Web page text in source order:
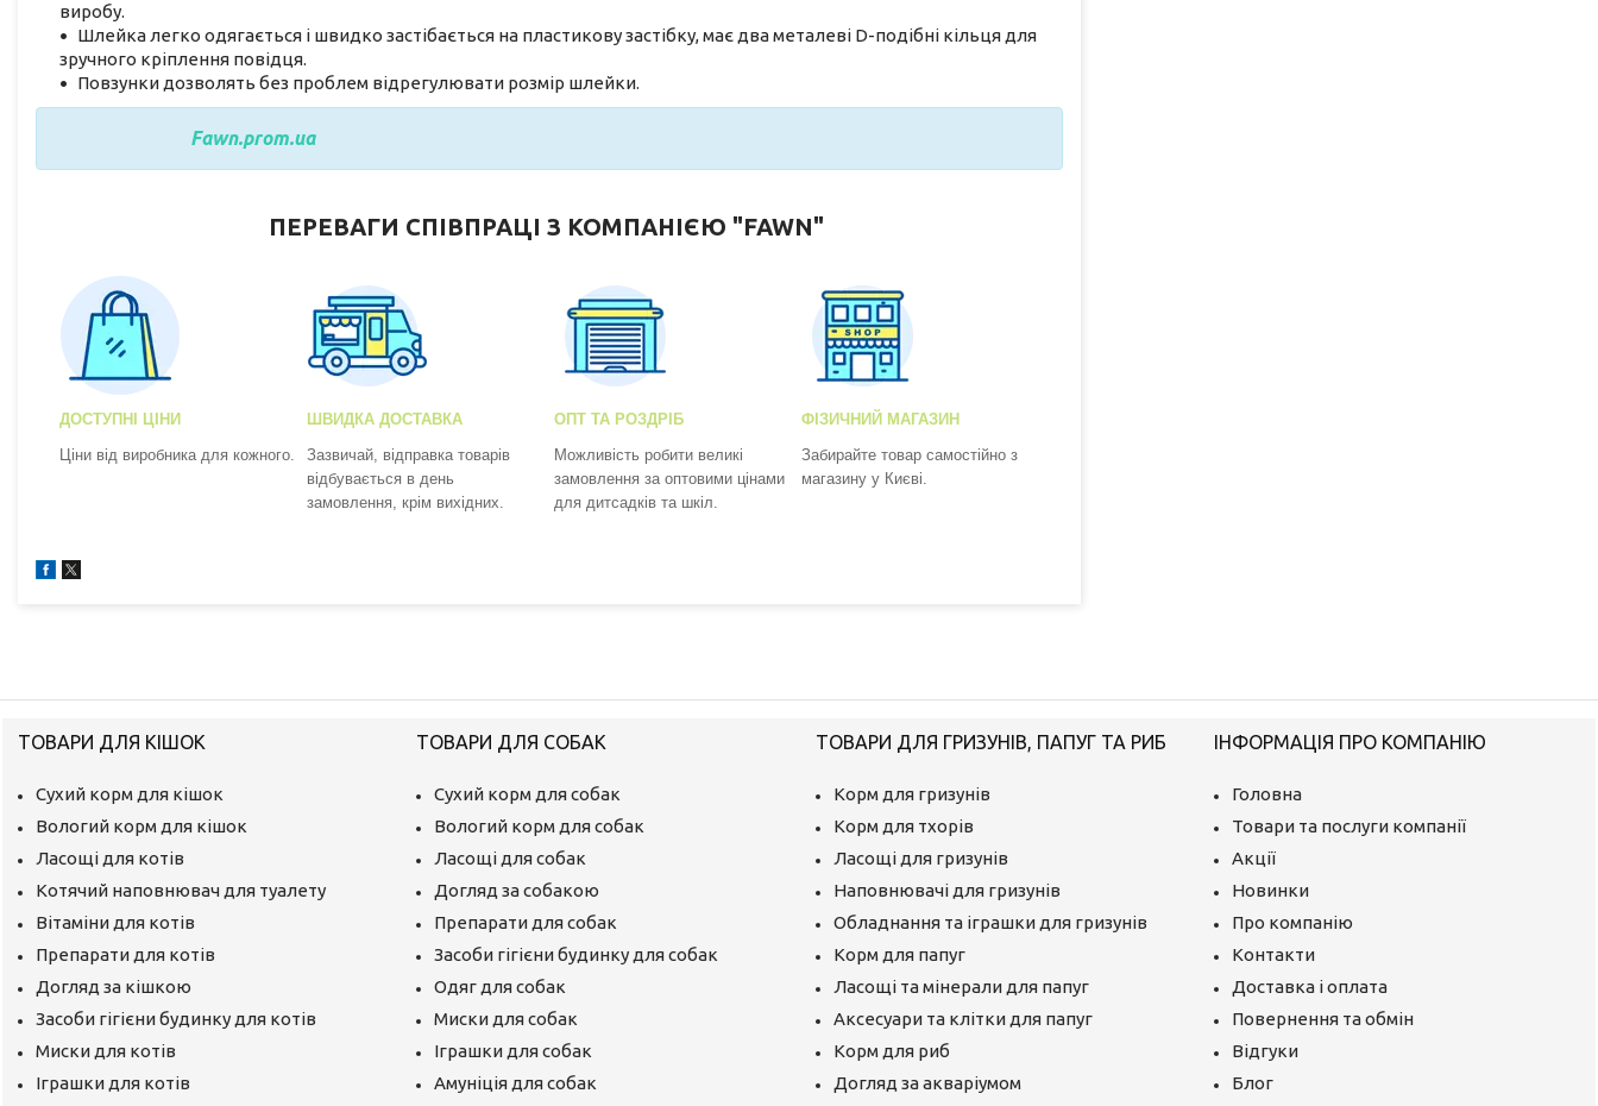
виробу.
Шлейка легко одягається і швидко застібається на пластикову застібку, має два металеві D-подібні кільця для
зручного кріплення повідця.
Повзунки дозволять без проблем відрегулювати розмір шлейки.
Fawn.prom.ua
ПЕРЕВАГИ СПІВПРАЦІ З КОМПАНІЄЮ "FAWN"
ДОСТУПНІ ЦІНИ
Ціни від виробника для кожного.
ШВИДКА ДОСТАВКА
Зазвичай, відправка товарів
відбувається в день
замовлення, крім вихідних.
ОПТ ТА РОЗДРІБ
Можливість робити великі
замовлення за оптовими цінами
для дитсадків та шкіл.
ФІЗИЧНИЙ МАГАЗИН
Забирайте товар самостійно з
магазину у Києві.
ТОВАРИ ДЛЯ КІШОК
Сухий корм для кішок
Вологий корм для кішок
Ласощі для котів
Котячий наповнювач для туалету
Вітаміни для котів
Препарати для котів
Догляд за кішкою
Засоби гігієни будинку для котів
Миски для котів
Іграшки для котів
ТОВАРИ ДЛЯ СОБАК
Сухий корм для собак
Вологий корм для собак
Ласощі для собак
Догляд за собакою
Препарати для собак
Засоби гігієни будинку для собак
Одяг для собак
Миски для собак
Іграшки для собак
Амуніція для собак
ТОВАРИ ДЛЯ ГРИЗУНІВ, ПАПУГ ТА РИБ
Корм для гризунів
Корм для тхорів
Ласощі для гризунів
Наповнювачі для гризунів
Обладнання та іграшки для гризунів
Корм для папуг
Ласощі та мінерали для папуг
Аксесуари та клітки для папуг
Корм для риб
Догляд за акваріумом
ІНФОРМАЦІЯ ПРО КОМПАНІЮ
Головна
Товари та послуги компанії
Акції
Новинки
Про компанію
Контакти
Доставка і оплата
Повернення та обмін
Відгуки
Блог